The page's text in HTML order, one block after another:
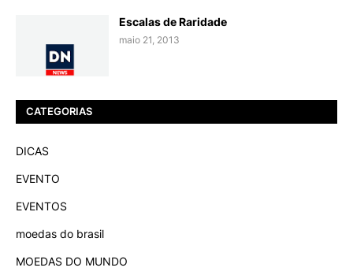
Escalas de Raridade
maio 21, 2013
CATEGORIAS
DICAS
EVENTO
EVENTOS
moedas do brasil
MOEDAS DO MUNDO